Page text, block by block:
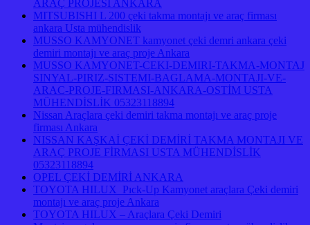
ARAÇ PROJESİ ANKARA
MITSUBISHI L 200 çeki takma montajı ve araç firması
ankara Usta mühendislik
MUSSO KAMYONET kamyonet çeki demri ankara çeki
demiri montajı ve araç proje Ankara
MUSSO KAMYONET-CEKI-DEMIRI-TAKMA-MONTAJ
SINYAL-PIRIZ-SISTEMI-BAGLAMA-MONTAJI-VE-
ARAC-PROJE-FIRMASI-ANKARA-OSTİM USTA
MÜHENDİSLİK 05323118894
Nissan Araçlara çeki demiri takma montajı ve araç proje
firması Ankara
NISSAN KAŞKAİ ÇEKİ DEMİRİ TAKMA MONTAJI VE
ARAÇ PROJE FİRMASI USTA MÜHENDİSLİK
05323118894
OPEL ÇEKİ DEMİRİ ANKARA
TOYOTA HILUX Pıck-Up Kamyonet araçlara Çeki demiri
montajı ve araç proje Ankara
TOYOTA HILUX – Araçlara Çeki Demiri